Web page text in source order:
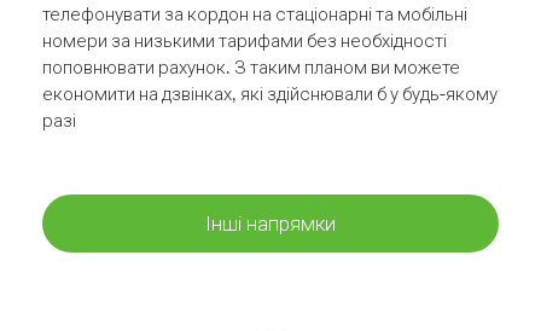
телефонувати за кордон на стаціонарні та мобільні
номери за низькими тарифами без необхідності
поповнювати рахунок. З таким планом ви можете
економити на дзвінках, які здійснювали б у будь-якому
разі
Інші напрямки